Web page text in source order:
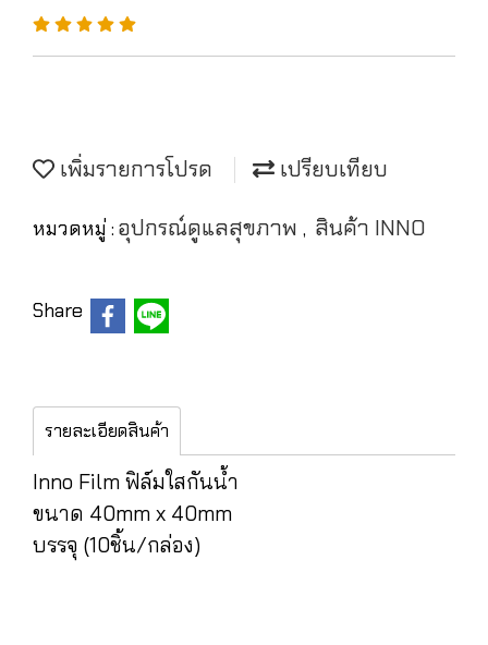
เพิ่มรายการโปรด เปรียบเทียบ
หมวดหมู่ : อุปกรณ์ดูแลสุขภาพ , สินค้า INNO
Share
รายละเอียดสินค้า
Inno Film ฟิล์มใสกันน้ำ
ขนาด 40mm x 40mm
บรรจุ (10ชิ้น/กล่อง)